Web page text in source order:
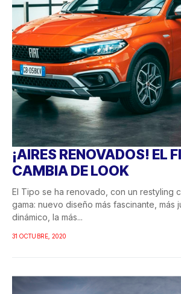
¡AIRES RENOVADOS! EL
CAMBIA DE LOOK
El Tipo se ha renovado, con un restyling
gama: nuevo diseño más fascinante, más
dinámico, la más...
31 OCTUBRE, 2020